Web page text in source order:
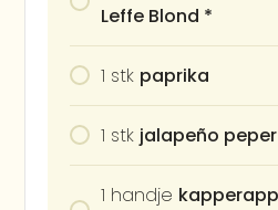
Leffe Blond *
1 stk paprika
1 stk jalapeño peper
1 handje